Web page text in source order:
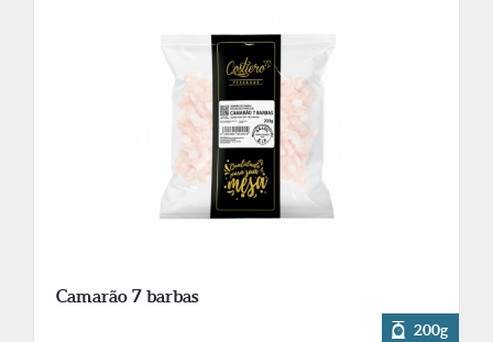
Camarão 7 barbas
200g